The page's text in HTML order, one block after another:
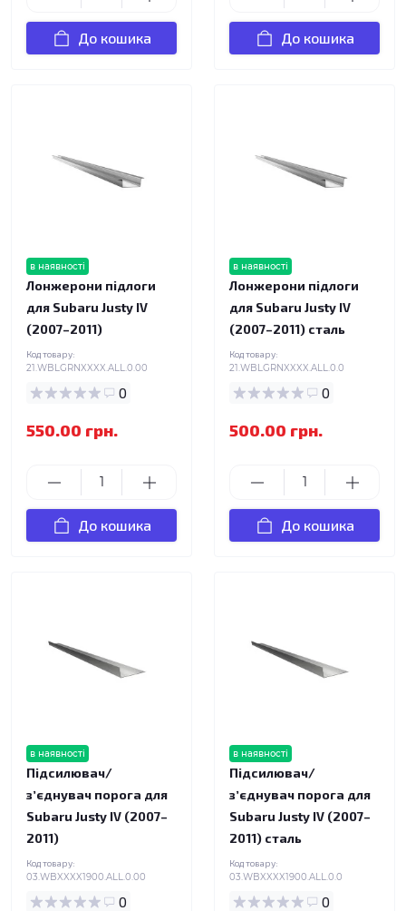
До кошика До кошика
в наявності
Лонжерони підлоги
для Subaru Justy IV
(2007–2011)
Код товару:
21.WBLGRNXXXX.ALL.0.00
0
550.00 грн.
До кошика
в наявності
Лонжерони підлоги
для Subaru Justy IV
(2007–2011) сталь
Код товару:
21.WBLGRNXXXX.ALL.0.0
0
500.00 грн.
До кошика
в наявності
Підсилювач/
зʼєднувач порога для
Subaru Justy IV (2007–
2011)
Код товару:
03.WBXXXX1900.ALL.0.00
0
в наявності
Підсилювач/
зʼєднувач порога для
Subaru Justy IV (2007–
2011) сталь
Код товару:
03.WBXXXX1900.ALL.0.0
0